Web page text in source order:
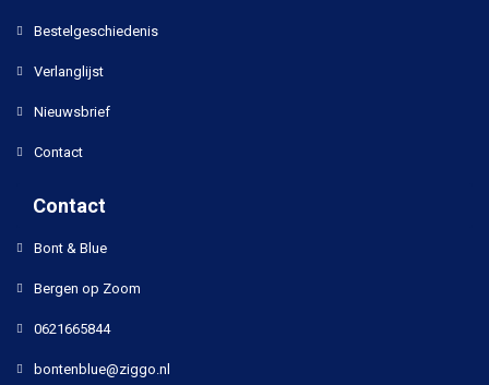
Bestelgeschiedenis
Verlanglijst
Nieuwsbrief
Contact
Contact
Bont & Blue
Bergen op Zoom
0621665844
bontenblue@ziggo.nl